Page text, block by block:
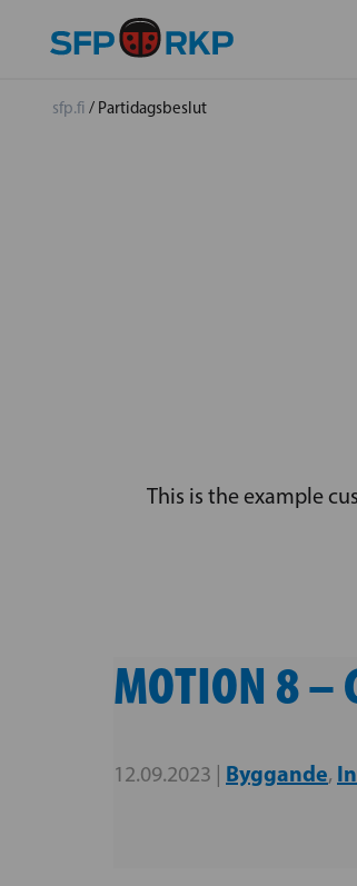
sfp.fi / Partidagsbeslut
This is the example
MOTION 8 –
12.09.2023 | Byggande,